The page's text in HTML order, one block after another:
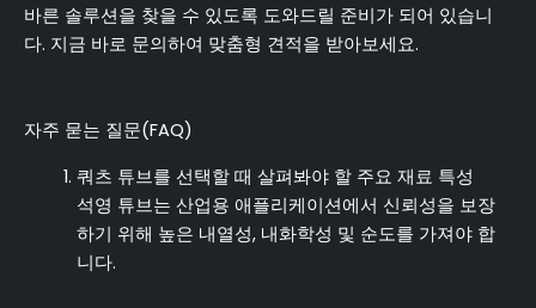
바른 솔루션을 찾을 수 있도록 도와드릴 준비가 되어 있습니
다. 지금 바로 문의하여 맞춤형 견적을 받아보세요.
자주 묻는 질문(FAQ)
쿼츠 튜브를 선택할 때 살펴봐야 할 주요 재료 특성
석영 튜브는 산업용 애플리케이션에서 신뢰성을 보장
하기 위해 높은 내열성, 내화학성 및 순도를 가져야 합
니다.